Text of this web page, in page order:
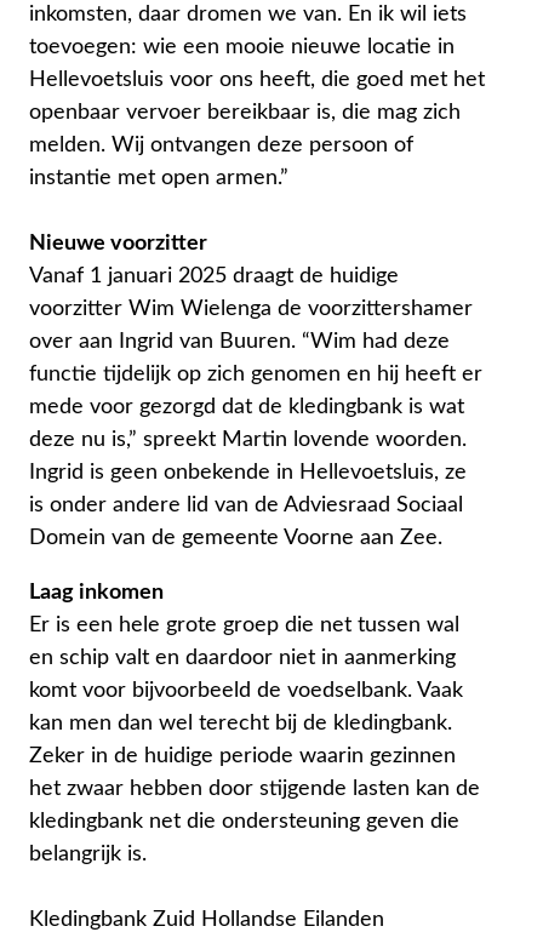
inkomsten, daar dromen we van. En ik wil iets
toevoegen: wie een mooie nieuwe locatie in
Hellevoetsluis voor ons heeft, die goed met het
openbaar vervoer bereikbaar is, die mag zich
melden. Wij ontvangen deze persoon of
instantie met open armen.”
Nieuwe voorzitter
Vanaf 1 januari 2025 draagt de huidige
voorzitter Wim Wielenga de voorzittershamer
over aan Ingrid van Buuren. “Wim had deze
functie tijdelijk op zich genomen en hij heeft er
mede voor gezorgd dat de kledingbank is wat
deze nu is,” spreekt Martin lovende woorden.
Ingrid is geen onbekende in Hellevoetsluis, ze
is onder andere lid van de Adviesraad Sociaal
Domein van de gemeente Voorne aan Zee.
Laag inkomen
Er is een hele grote groep die net tussen wal
en schip valt en daardoor niet in aanmerking
komt voor bijvoorbeeld de voedselbank. Vaak
kan men dan wel terecht bij de kledingbank.
Zeker in de huidige periode waarin gezinnen
het zwaar hebben door stijgende lasten kan de
kledingbank net die ondersteuning geven die
belangrijk is.
Kledingbank Zuid Hollandse Eilanden